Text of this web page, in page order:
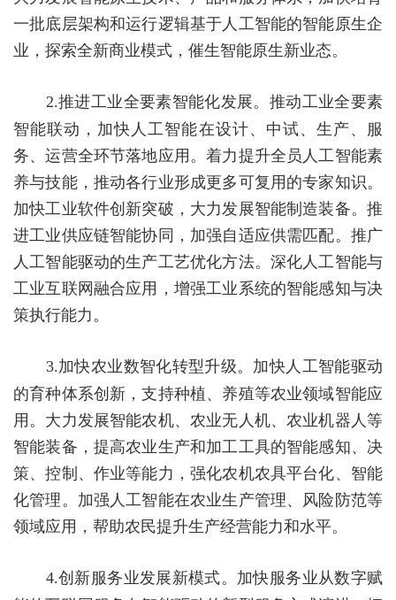
一批底层架构和运行逻辑基于人工智能的智能原生企
业，探索全新商业模式，催生智能原生新业态。
2.推进工业全要素智能化发展。 推动工业全要素
智能联动，加快人工智能在设计、中试、生产、服
务、运营全环节落地应用。着力提升全员人工智能素
养与技能，推动各行业形成更多可复用的专家知识。
加快工业软件创新突破，大力发展智能制造装备。推
进工业供应链智能协同，加强自适应供需匹配。推广
人工智能驱动的生产工艺优化方法。深化人工智能与
工业互联网融合应用，增强工业系统的智能感知与决
策执行能力。
3.加快农业数智化转型升级。 加快人工智能驱动
的育种体系创新，支持种植、养殖等农业领域智能应
用。大力发展智能农机、农业无人机、农业机器人等
智能装备，提高农业生产和加工工具的智能感知、决
策、控制、作业等能力，强化农机农具平台化、智能
化管理。加强人工智能在农业生产管理、风险防范等
领域应用，帮助农民提升生产经营能力和水平。
4.创新服务业发展新模式。 加快服务业从数字赋